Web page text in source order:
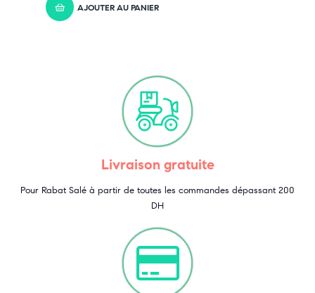
AJOUTER AU PANIER
Livraison gratuite
Pour Rabat Salé à partir de toutes les commandes dépassant 200
DH